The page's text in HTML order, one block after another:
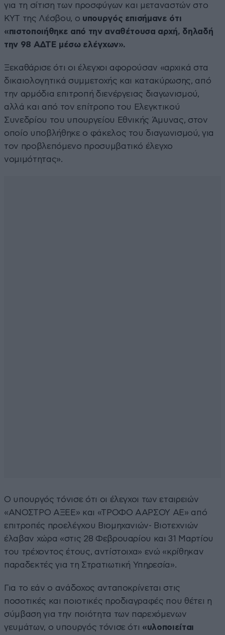
για τη σίτιση των προσφύγων και μεταναστών στο
ΚΥΤ της Λέσβου, ο υπουργός επισήμανε ότι
«πιστοποιήθηκε από την αναθέτουσα αρχή, δηλαδή
την 98 ΑΔΤΕ μέσω ελέγχων».
Ξεκαθάρισε ότι οι έλεγχοι αφορούσαν «αρχικά στα
δικαιολογητικά συμμετοχής και κατακύρωσης, από
την αρμόδια επιτροπή διενέργειας διαγωνισμού,
αλλά και από τον επίτροπο του Ελεγκτικού
Συνεδρίου του υπουργείου Εθνικής Άμυνας, στον
οποίο υποβλήθηκε ο φάκελος του διαγωνισμού, για
τον προβλεπόμενο προσυμβατικό έλεγχο
νομιμότητας».
Ο υπουργός τόνισε ότι οι έλεγχοι των εταιρειών
«ΑΝΟΣΤΡΟ ΑΞΕΕ» και «ΤΡΟΦΟ ΑΑΡΣΟΥ ΑΕ» από
επιτροπές προελέγχου Βιομηχανιών- Βιοτεχνιών
έλαβαν χώρα «στις 28 Φεβρουαρίου και 31 Μαρτίου
του τρέχοντος έτους, αντίστοιχα» ενώ «κρίθηκαν
παραδεκτές για τη Στρατιωτική Υπηρεσία».
Για το εάν ο ανάδοχος ανταποκρίνεται στις
ποσοτικές και ποιοτικές προδιαγραφές που θέτει η
σύμβαση για την ποιότητα των παρεχόμενων
γευμάτων, ο υπουργός τόνισε ότι «υλοποιείται